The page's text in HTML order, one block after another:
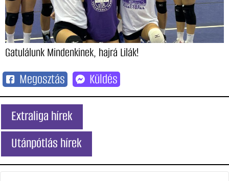
Gatulálunk Mindenkinek, hajrá Lilák!
Megosztás Küldés
Extraliga hírek
Utánpótlás hírek